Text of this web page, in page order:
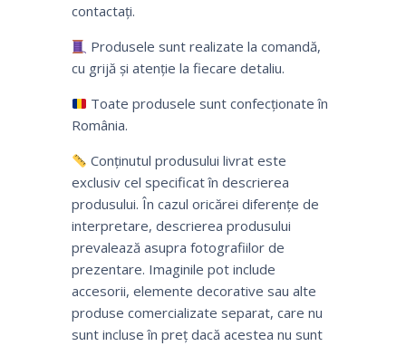
contactați.
Produsele sunt realizate la comandă,
cu grijă și atenție la fiecare detaliu.
Toate produsele sunt confecționate în
România.
Conținutul produsului livrat este
exclusiv cel specificat în descrierea
produsului. În cazul oricărei diferențe de
interpretare, descrierea produsului
prevalează asupra fotografiilor de
prezentare. Imaginile pot include
accesorii, elemente decorative sau alte
produse comercializate separat, care nu
sunt incluse în preț dacă acestea nu sunt